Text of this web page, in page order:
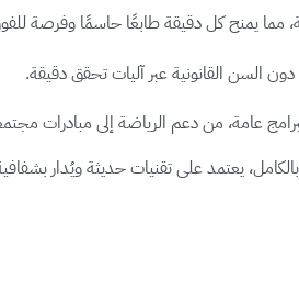
مما يمنح كل دقيقة طابعًا حاسمًا وفرصة
السن القانونية عبر آليات تحقق دقيقة.
عامة، من دعم الرياضة إلى مبادرات
يعتمد على تقنيات حديثة ويُدار